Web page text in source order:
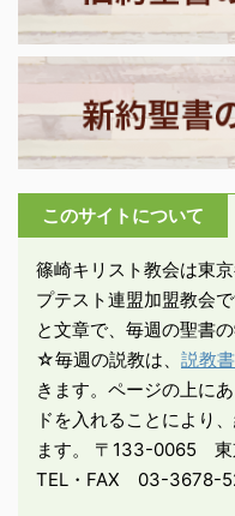
を越え、あまりにも高
て到達で ...
このサイトについて
篠崎キリスト教会は東
プテスト連盟加盟教会
と文章で、毎週の聖書
☆毎週の説教は、 説教
きます。ページの上に
ドを入れることにより
ます。 〒133-0065 東
TEL・FAX 03-3678-